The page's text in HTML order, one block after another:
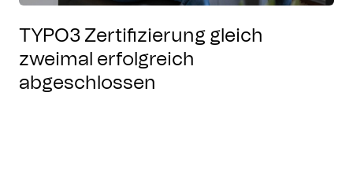
TYPO3 Zertifizierung gleich
zweimal erfolgreich
abgeschlossen